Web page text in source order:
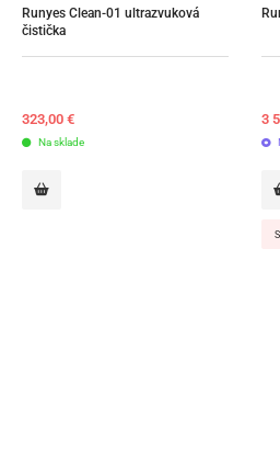
Runyes Clean-01 ultrazvuková
čistička
323,00 €
Na sklade
3